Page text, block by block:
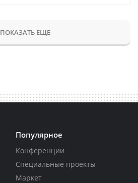
ПОКАЗАТЬ ЕЩЕ
Популярное
Конференции
Специальные проекты
Маркет